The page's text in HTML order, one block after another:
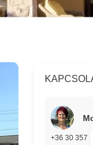
+36 30 357